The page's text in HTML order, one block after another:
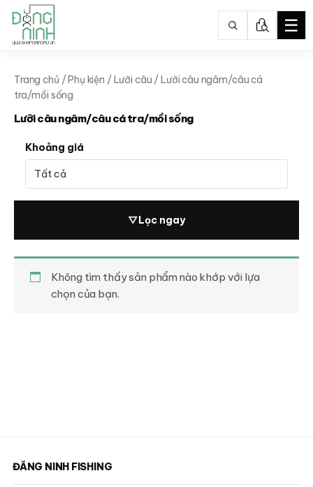
☰
Trang chủ /Phụ kiện /Lưỡi câu / Lưỡi câu ngâm/câu cá
tra/mồi sống
Lưỡi câu ngâm/câu cá tra/mồi sống
Khoảng giá
▽Lọc ngay
Không tìm thấy sản phẩm nào khớp với lựa
chọn của bạn.
ĐĂNG NINH FISHING